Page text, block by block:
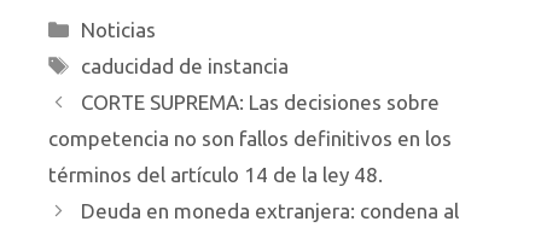
Categorías
Noticias
Etiquetas
caducidad de instancia
CORTE SUPREMA: Las decisiones sobre
competencia no son fallos definitivos en los
términos del artículo 14 de la ley 48.
Deuda en moneda extranjera: condena al